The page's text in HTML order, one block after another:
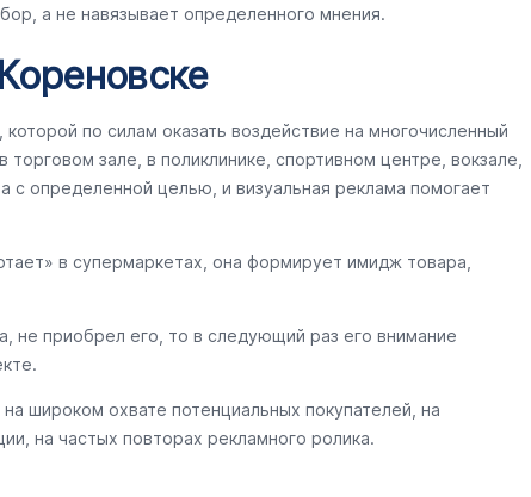
а не навязывает определенного мнения.
по силам оказать воздействие на многочисленный
зале, в поликлинике, спортивном центре, вокзале,
с определенной целью, и визуальная реклама помогает
в супермаркетах, она формирует имидж товара,
не приобрел его, то в следующий раз его внимание
широком охвате потенциальных покупателей, на
на частых повторах рекламного ролика.